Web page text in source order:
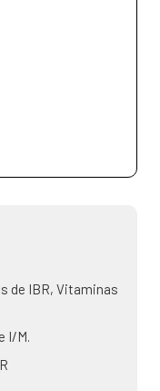
de IBR, Vitaminas
I/M.